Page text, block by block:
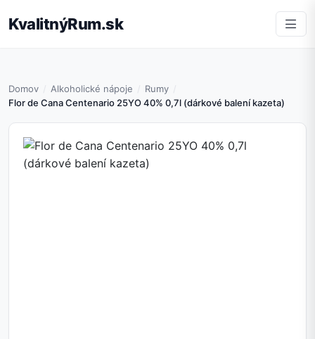
KvalitnýRum.sk
Domov Alkoholické nápoje
Rumy
Flor de Cana Centenario 25YO 40% 0,7l (dárkové balení kazeta)